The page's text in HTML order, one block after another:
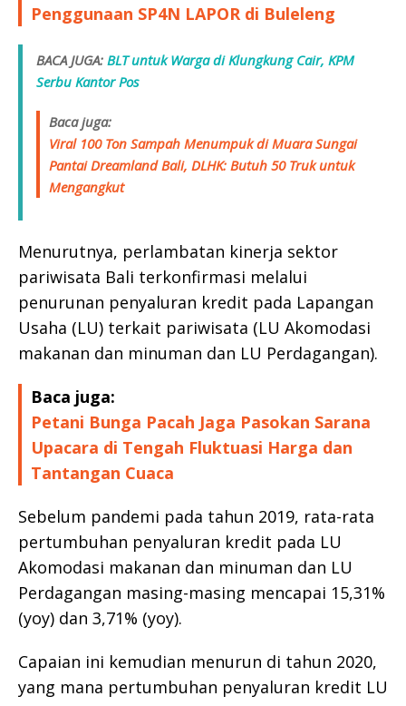
Penggunaan SP4N LAPOR di Buleleng
BACA JUGA: BLT untuk Warga di Klungkung Cair, KPM
Serbu Kantor Pos
Baca juga:
Viral 100 Ton Sampah Menumpuk di Muara Sungai
Pantai Dreamland Bali, DLHK: Butuh 50 Truk untuk
Mengangkut
Menurutnya, perlambatan kinerja sektor
pariwisata Bali terkonfirmasi melalui
penurunan penyaluran kredit pada Lapangan
Usaha (LU) terkait pariwisata (LU Akomodasi
makanan dan minuman dan LU Perdagangan).
Baca juga:
Petani Bunga Pacah Jaga Pasokan Sarana
Upacara di Tengah Fluktuasi Harga dan
Tantangan Cuaca
Sebelum pandemi pada tahun 2019, rata-rata
pertumbuhan penyaluran kredit pada LU
Akomodasi makanan dan minuman dan LU
Perdagangan masing-masing mencapai 15,31%
(yoy) dan 3,71% (yoy).
Capaian ini kemudian menurun di tahun 2020,
yang mana pertumbuhan penyaluran kredit LU